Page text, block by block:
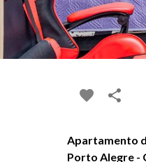
Apartamento
Porto Alegre -